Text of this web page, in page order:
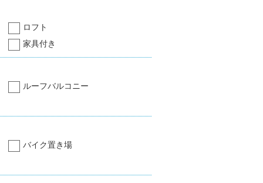
ロフト
家具付き
ルーフバルコニー
バイク置き場